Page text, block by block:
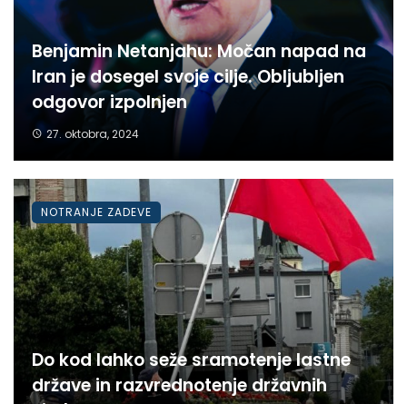
Benjamin Netanjahu: Močan napad na
Iran je dosegel svoje cilje. Obljubljen
odgovor izpolnjen
27. oktobra, 2024
Do kod lahko seže sramotenje lastne
države in razvrednotenje državnih
NOTRANJE ZADEVE